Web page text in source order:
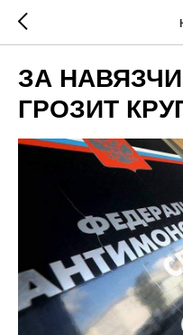
ЗА
ГРОЗИТ